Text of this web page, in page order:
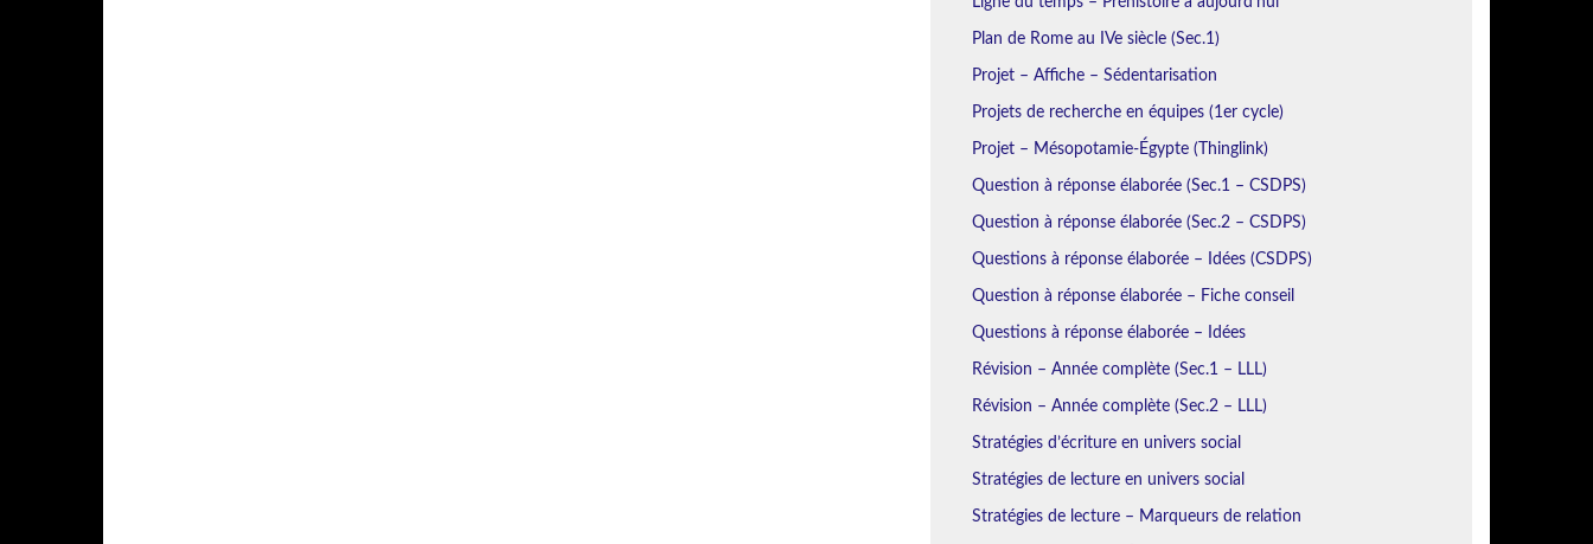
Plan de Rome au IVe siècle (Sec.1)
Projet – Affiche – Sédentarisation
Projets de recherche en équipes (1er cycle)
Projet – Mésopotamie-Égypte (Thinglink)
Question à réponse élaborée (Sec.1 – CSDPS)
Question à réponse élaborée (Sec.2 – CSDPS)
Questions à réponse élaborée – Idées (CSDPS)
Question à réponse élaborée – Fiche conseil
Questions à réponse élaborée – Idées
Révision – Année complète (Sec.1 – LLL)
Révision – Année complète (Sec.2 – LLL)
Stratégies d’écriture en univers social
Stratégies de lecture en univers social
Stratégies de lecture – Marqueurs de relation